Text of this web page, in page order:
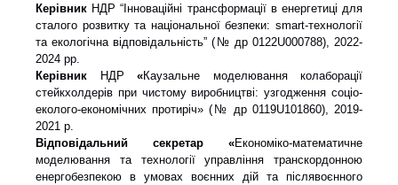
Керівник НДР “Інноваційні трансформації в енергетиці для
сталого розвитку та національної безпеки: smart-технології
та екологічна відповідальність” (№ др 0122U000788), 2022-
2024 рр.
Керівник НДР «Каузальне моделювання колаборації
стейкхолдерів при чистому виробництві: узгодження соціо-
еколого-економічних протиріч» (№ др 0119U101860), 2019-
2021 р.
Відповідальний секретар «Економіко-математичне
моделювання та технології управління транскордонною
енергобезпекою в умовах воєнних дій та післявоєнного